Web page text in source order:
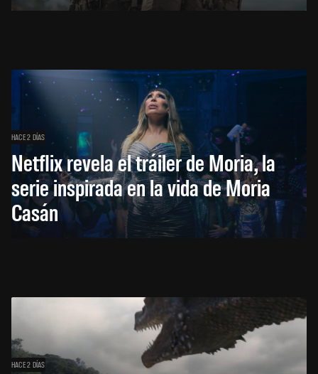
HACE 2 DÍAS
Netflix revela el tráiler de Moria, la
serie inspirada en la vida de Moria
Casán
HACE 2 DÍAS